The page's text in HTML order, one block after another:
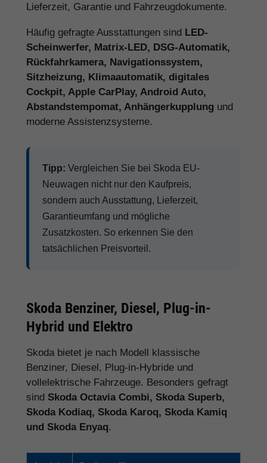
Lieferzeit, Garantie und Fahrzeugdokumente.
Häufig gefragte Ausstattungen sind LED-
Scheinwerfer, Matrix-LED, DSG-Automatik,
Rückfahrkamera, Navigationssystem,
Sitzheizung, Klimaautomatik, digitales
Cockpit, Apple CarPlay, Android Auto,
Abstandstempomat, Anhängerkupplung und
moderne Assistenzsysteme.
Tipp: Vergleichen Sie bei Skoda EU-
Neuwagen nicht nur den Kaufpreis,
sondern auch Ausstattung, Lieferzeit,
Garantieumfang und mögliche
Zusatzkosten. So erkennen Sie den
tatsächlichen Preisvorteil.
Skoda Benziner, Diesel, Plug-in-
Hybrid und Elektro
Skoda bietet je nach Modell klassische
Benziner, Diesel, Plug-in-Hybride und
vollelektrische Fahrzeuge. Besonders gefragt
sind Skoda Octavia Combi, Skoda Superb,
Skoda Kodiaq, Skoda Karoq, Skoda Kamiq
und Skoda Enyaq.